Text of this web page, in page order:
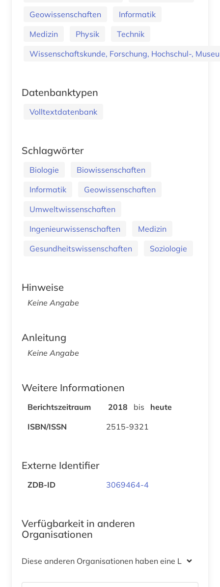
Geowissenschaften
Informatik
Medizin
Physik
Technik
Wissenschaftskunde, Forschung, Hochschul-,
Datenbanktypen
Volltextdatenbank
Schlagwörter
Biologie
Biowissenschaften
Informatik
Geowissenschaften
Umweltwissenschaften
Ingenieurwissenschaften
Medizin
Gesundheitswissenschaften
Soziologie
Hinweise
Keine Angabe
Anleitung
Keine Angabe
Weitere Informationen
Berichtszeitraum 2018 bis
heute
ISBN/ISSN
2515-9321
Externe Identifier
ZDB-ID 3069464-4
Verfügbarkeit in anderen
Organisationen
Diese anderen Organisationen haben eine Lizenz